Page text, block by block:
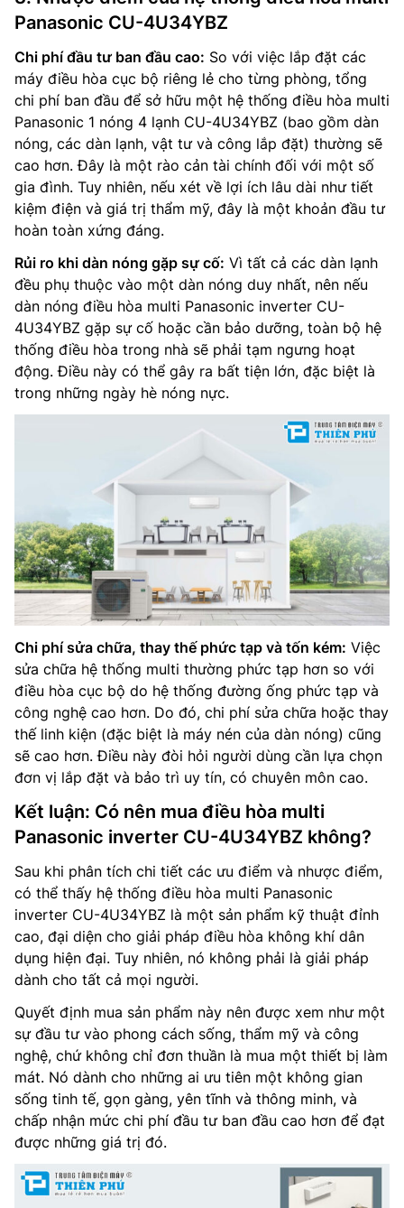
Panasonic CU-4U34YBZ
Chi phí đầu tư ban đầu cao: So với việc lắp đặt các
máy điều hòa cục bộ riêng lẻ cho từng phòng, tổng
chi phí ban đầu để sở hữu một hệ thống điều hòa multi
Panasonic 1 nóng 4 lạnh CU-4U34YBZ (bao gồm dàn
nóng, các dàn lạnh, vật tư và công lắp đặt) thường sẽ
cao hơn. Đây là một rào cản tài chính đối với một số
gia đình. Tuy nhiên, nếu xét về lợi ích lâu dài như tiết
kiệm điện và giá trị thẩm mỹ, đây là một khoản đầu tư
hoàn toàn xứng đáng.
Rủi ro khi dàn nóng gặp sự cố: Vì tất cả các dàn lạnh
đều phụ thuộc vào một dàn nóng duy nhất, nên nếu
dàn nóng điều hòa multi Panasonic inverter CU-
4U34YBZ gặp sự cố hoặc cần bảo dưỡng, toàn bộ hệ
thống điều hòa trong nhà sẽ phải tạm ngưng hoạt
động. Điều này có thể gây ra bất tiện lớn, đặc biệt là
trong những ngày hè nóng nực.
Chi phí sửa chữa, thay thế phức tạp và tốn kém: Việc
sửa chữa hệ thống multi thường phức tạp hơn so với
điều hòa cục bộ do hệ thống đường ống phức tạp và
công nghệ cao hơn. Do đó, chi phí sửa chữa hoặc thay
thế linh kiện (đặc biệt là máy nén của dàn nóng) cũng
sẽ cao hơn. Điều này đòi hỏi người dùng cần lựa chọn
đơn vị lắp đặt và bảo trì uy tín, có chuyên môn cao.
Kết luận: Có nên mua điều hòa multi
Panasonic inverter CU-4U34YBZ không?
Sau khi phân tích chi tiết các ưu điểm và nhược điểm,
có thể thấy hệ thống điều hòa multi Panasonic
inverter CU-4U34YBZ là một sản phẩm kỹ thuật đỉnh
cao, đại diện cho giải pháp điều hòa không khí dân
dụng hiện đại. Tuy nhiên, nó không phải là giải pháp
dành cho tất cả mọi người.
Quyết định mua sản phẩm này nên được xem như một
sự đầu tư vào phong cách sống, thẩm mỹ và công
nghệ, chứ không chỉ đơn thuần là mua một thiết bị làm
mát. Nó dành cho những ai ưu tiên một không gian
sống tinh tế, gọn gàng, yên tĩnh và thông minh, và
chấp nhận mức chi phí đầu tư ban đầu cao hơn để đạt
được những giá trị đó.